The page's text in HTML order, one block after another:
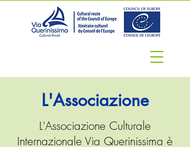
L'Associazione
L'Associazione Culturale
Internazionale Via Querinissima è